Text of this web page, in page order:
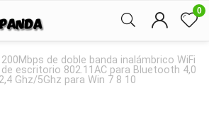
0
de doble banda inalámbrico WiFi
escritorio 802.11AC para Bluetooth 4,0
Ghz/5Ghz para Win 7 8 10